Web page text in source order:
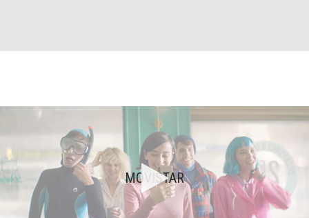
MOVISTAR